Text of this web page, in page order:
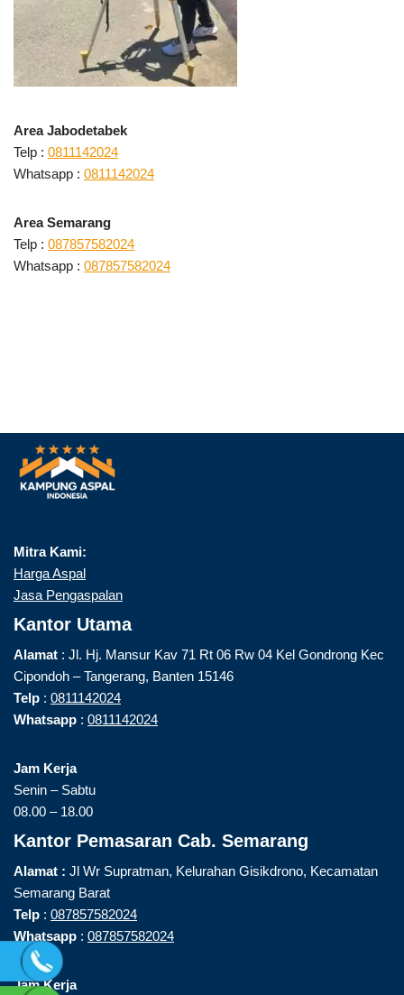
Area Jabodetabek
Telp : 0811142024
Whatsapp : 0811142024
Area Semarang
Telp : 087857582024
Whatsapp : 087857582024
Mitra Kami:
Harga Aspal
Jasa Pengaspalan
Kantor Utama
Alamat : Jl. Hj. Mansur Kav 71 Rt 06 Rw 04 Kel Gondrong Kec
Cipondoh – Tangerang, Banten 15146
Telp : 0811142024
Whatsapp : 0811142024
Jam Kerja
Senin – Sabtu
08.00 – 18.00
Kantor Pemasaran Cab. Semarang
Alamat : Jl Wr Supratman, Kelurahan Gisikdrono, Kecamatan
Semarang Barat
Telp : 087857582024
Whatsapp : 087857582024
Jam Kerja